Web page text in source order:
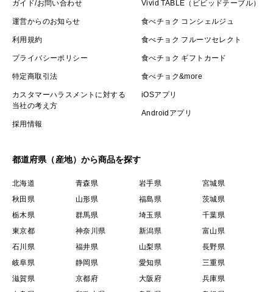
ガイド/お問い合わせ
運営からのお知らせ
利用規約
プライバシーポリシー
特定商取引法
カスタマーハラスメントに対する
当社の考え方
採用情報
Vivid TABLE（ビビッドテーブル）
食べチョク コンシェルジュ
食べチョク フルーツセレクト
食べチョク ギフトカード
食べチョク&more
iOSアプリ
Androidアプリ
都道府県（産地）から商品を探す
北海道 青森県 岩手県
宮城県
秋田県
山形県 福島県
茨城県
栃木県
群馬県 埼玉県
千葉県
東京都
神奈川県 新潟県
富山県
石川県
福井県 山梨県
長野県
岐阜県
静岡県 愛知県
三重県
滋賀県
京都府 大阪府
兵庫県